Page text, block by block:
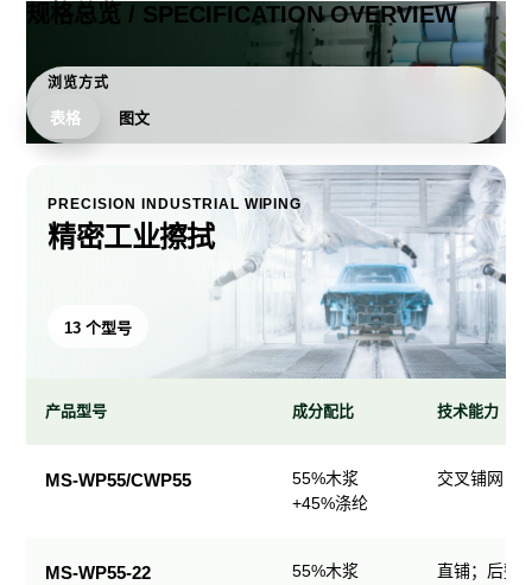
规格总览 / SPECIFICATION OVERVIEW
浏览方式
表格 图文
PRECISION INDUSTRIAL WIPING
精密工业擦拭
13 个型号
产品型号 成分配比 技术能力
MS-WP55/CWP55
55%木浆
+45%涤纶
交叉铺网；
MS-WP55-22
55%木浆
直铺；后整